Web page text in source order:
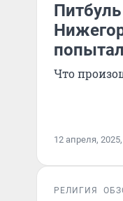
Что
12 апреля,
РЕЛИГИЯ